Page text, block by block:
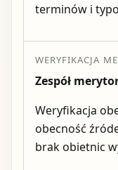
terminów i
WERYFIKACJA
Zespół
Weryfikacja
obecność
brak obietnic